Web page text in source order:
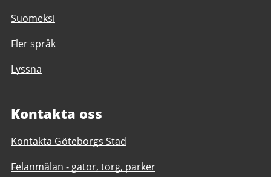
Suomeksi
Fler språk
Lyssna
Kontakta oss
Kontakta Göteborgs Stad
Felanmälan - gator, torg, parker